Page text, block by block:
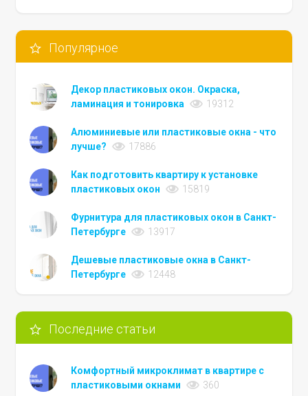
Популярное
Декор пластиковых окон. Окраска,
ламинация и тонировка
19312
Алюминиевые или пластиковые окна - что
лучше?
17886
Как подготовить квартиру к установке
пластиковых окон
15819
Фурнитура для пластиковых окон в Санкт-
Петербурге
13917
Дешевые пластиковые окна в Санкт-
Петербурге
12448
Последние статьи
Комфортный микроклимат в квартире с
пластиковыми окнами
360